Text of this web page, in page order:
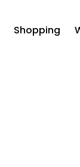
Shopping